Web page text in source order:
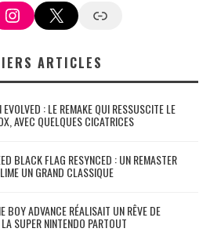
Instagram
X Google News
ARTICLES
: LE REMAKE QUI RESSUSCITE LE
AVEC QUELQUES CICATRICES
BLACK FLAG RESYNCED : UN REMASTER
UN GRAND CLASSIQUE
BOY ADVANCE RÉALISAIT UN RÊVE DE
SUPER NINTENDO PARTOUT